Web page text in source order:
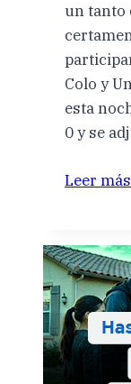
un tanto
Colo y
esta
0 y se
Leer más